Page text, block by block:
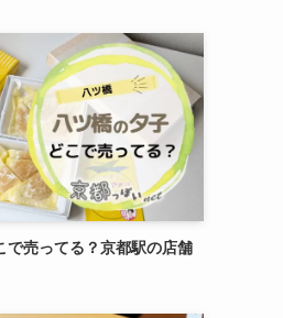
で売ってる？京都駅の店舗